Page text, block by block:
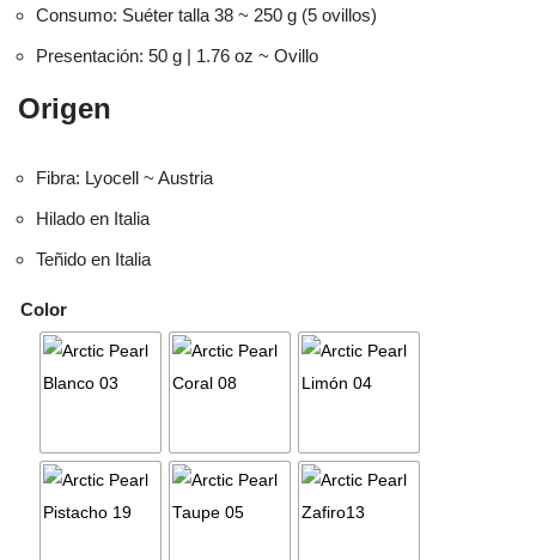
Consumo: Suéter talla 38 ~ 250 g (5 ovillos)
Presentación: 50 g | 1.76 oz ~ Ovillo
Origen
Fibra: Lyocell ~ Austria
Hilado en Italia
Teñido en Italia
Color